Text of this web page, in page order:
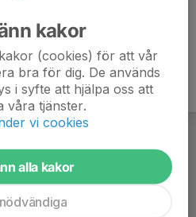
kakor
(cookies) för att vår
bra för dig. De används
i syfte att hjälpa oss att
våra tjänster.
vi cookies
alla kakor